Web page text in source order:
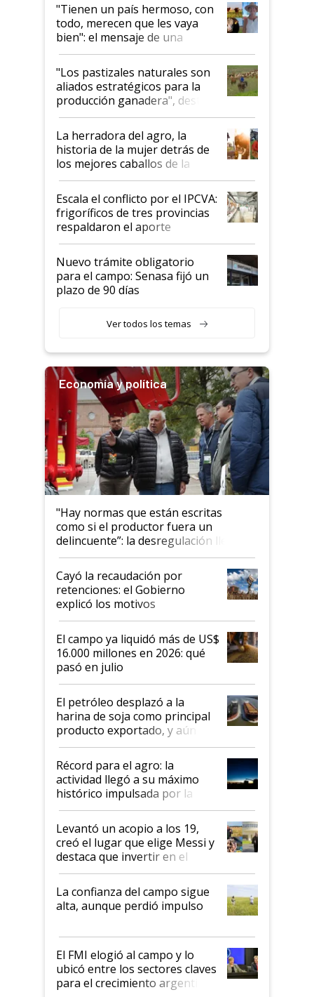
"Tienen un país hermoso, con
todo, merecen que les vaya
bien": el mensaje de una
ganadera uruguaya sobre las
oportunidades que se abren
para el agro en Argentina, con
foco en la carne
"Los pastizales naturales son
aliados estratégicos para la
producción ganadera", destaca
la iniciativa que ya reúne a 46
establecimientos en Argentina
La herradora del agro, la
historia de la mujer detrás de
los mejores caballos de la
Argentina y los mitos que
todavía hacen sufrir a estos
animales: "Mientras me
descalificaban, yo seguí
haciendo currículum"
Escala el conflicto por el IPCVA:
frigoríficos de tres provincias
respaldaron el aporte
obligatorio
Nuevo trámite obligatorio
para el campo: Senasa fijó un
plazo de 90 días
Ver todos los temas
Economía y política
"Hay normas que están escritas
como si el productor fuera un
delincuente”: la desregulación llegó
al Congreso Aapresid y hasta se
habló del financiamiento al IPCVA
Cayó la recaudación por
retenciones: el Gobierno
explicó los motivos
El campo ya liquidó más de US$
16.000 millones en 2026: qué
pasó en julio
El petróleo desplazó a la
harina de soja como principal
producto exportado, y aún así
el agro aportó casi seis de cada
diez dólares y sostuvo el
liderazgo en un semestre
récord
Récord para el agro: la
actividad llegó a su máximo
histórico impulsada por la
cosecha y las exportaciones
Levantó un acopio a los 19,
creó el lugar que elige Messi y
destaca que invertir en el
kirchnerismo era como "darle
plata a un hijo para droga":
Juan Félix Rossetti, el libertario
que de una dura crisis salió
de Milei
La confianza del campo sigue
alta, aunque perdió impulso
El FMI elogió al campo y lo
ubicó entre los sectores claves
para el crecimiento argentino